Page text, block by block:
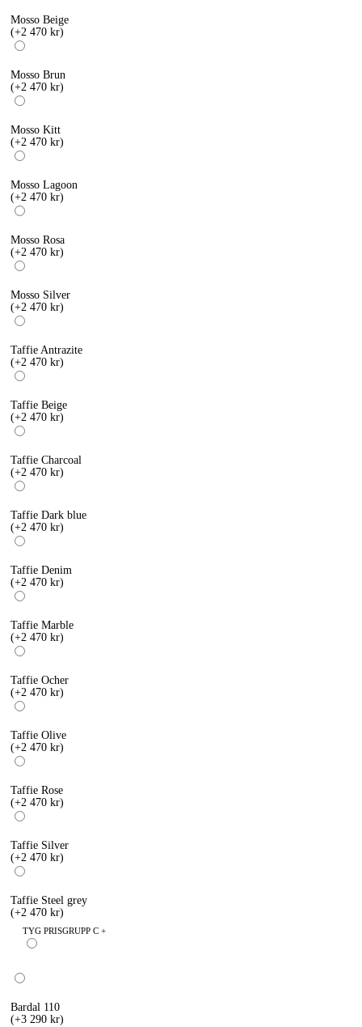
Mosso Beige
(+2 470 kr)
Mosso Brun
(+2 470 kr)
Mosso Kitt
(+2 470 kr)
Mosso Lagoon
(+2 470 kr)
Mosso Rosa
(+2 470 kr)
Mosso Silver
(+2 470 kr)
Taffie Antrazite
(+2 470 kr)
Taffie Beige
(+2 470 kr)
Taffie Charcoal
(+2 470 kr)
Taffie Dark blue
(+2 470 kr)
Taffie Denim
(+2 470 kr)
Taffie Marble
(+2 470 kr)
Taffie Ocher
(+2 470 kr)
Taffie Olive
(+2 470 kr)
Taffie Rose
(+2 470 kr)
Taffie Silver
(+2 470 kr)
Taffie Steel grey
(+2 470 kr)
TYG PRISGRUPP C +
Bardal 110
(+3 290 kr)